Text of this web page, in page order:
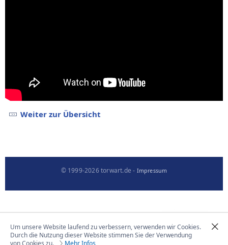
Weiter zur Übersicht
© 1999-2026 torwart.de - Impressum
Um unsere Website laufend zu verbessern, verwenden wir Cookies.
Durch die Nutzung dieser Website stimmen Sie der Verwendung
von Cookies zu.
Mehr Infos